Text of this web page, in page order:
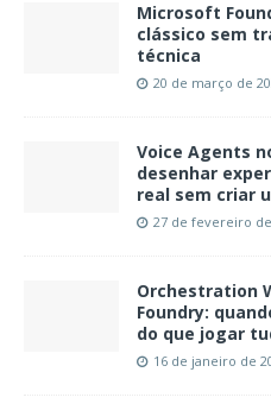
Microsoft
clássico sem
técnica
20 de março de
Voice Agents
desenhar
real sem criar
27 de fevereiro
Orchestration
Foundry:
do que jogar
16 de janeiro de